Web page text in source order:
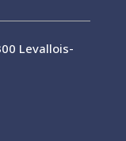
Levallois-